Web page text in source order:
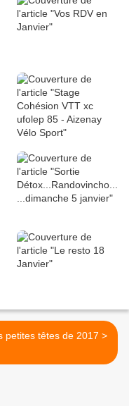
Les petites têtes de 2017 >